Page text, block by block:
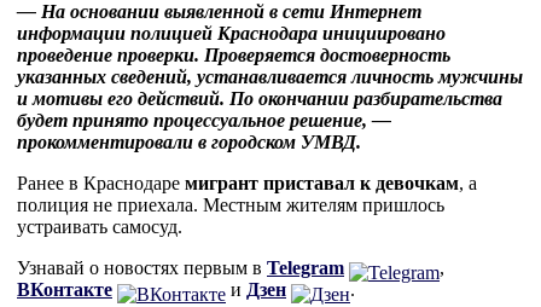
— На основании выявленной в сети Интернет
информации полицией Краснодара инициировано
проведение проверки. Проверяется достоверность
указанных сведений, устанавливается личность мужчины
и мотивы его действий. По окончании разбирательства
будет принято процессуальное решение, —
прокомментировали в городском УМВД.
Ранее в Краснодаре мигрант приставал к девочкам, а
полиция не приехала. Местным жителям пришлось
устраивать самосуд.
Узнавай о новостях первым в Telegram
,
ВКонтакте
и Дзен .